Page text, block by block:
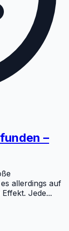
–
allerdings auf
Jede...